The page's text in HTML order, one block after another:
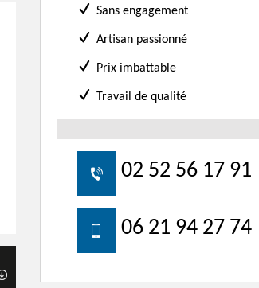
Sans engagement
Artisan passionné
Prix imbattable
Travail de qualité
02 52 56 17 91
06 21 94 27 74